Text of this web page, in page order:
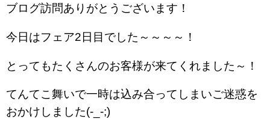
ブログ訪問ありがとうございます！
今日はフェア2日目でした～～～～！
とってもたくさんのお客様が来てくれました～！
てんてこ舞いで一時は込み合ってしまいご迷惑を
おかけしました(-_-;)